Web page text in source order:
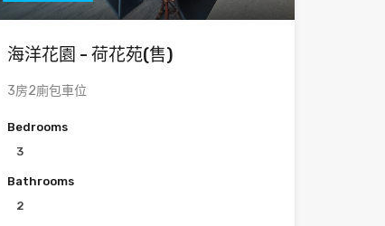
海洋花園 - 荷花苑(售)
3房2廁包車位
Bedrooms
3
Bathrooms
2